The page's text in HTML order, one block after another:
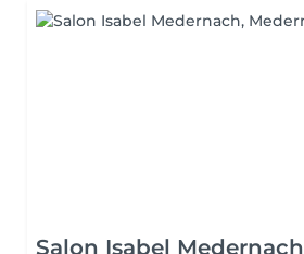
Salon Isabel Medernach